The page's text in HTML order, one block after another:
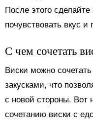
После этого
почувствовать вкус и
С чем сочетать
Виски можно
закусками, что
с новой стороны. Вот
сочетанию виски с